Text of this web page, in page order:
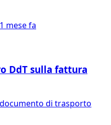
mese fa
DdT sulla fattura
di trasporto